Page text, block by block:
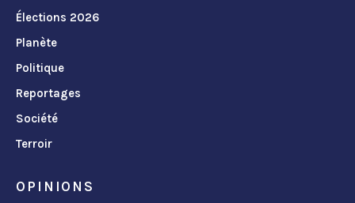
Élections 2026
Planète
Politique
Reportages
Société
Terroir
OPINIONS